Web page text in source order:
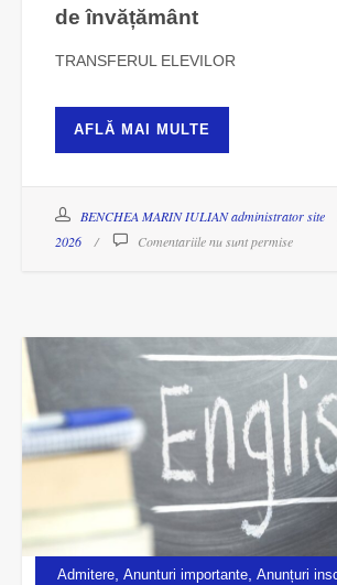
de învățământ
TRANSFERUL ELEVILOR
AFLĂ MAI MULTE
BENCHEA MARIN IULIAN administrator site
2026
Comentariile nu sunt permise
Admitere Anunturi importante Anunțuri